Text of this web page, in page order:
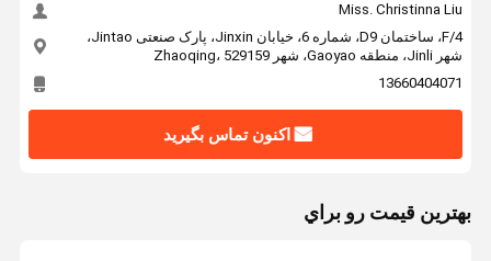
Miss. Christinna Liu
4/F، ساختمان D9، شماره 6، خیابان Jinxin، پارک صنعتی Jintao،
شهر Jinli، منطقه Gaoyao، شهر Zhaoqing، 529159
13660404071
اکنون تماس بگیرید
بهترين قيمت رو براي